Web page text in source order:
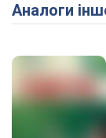
Аналоги